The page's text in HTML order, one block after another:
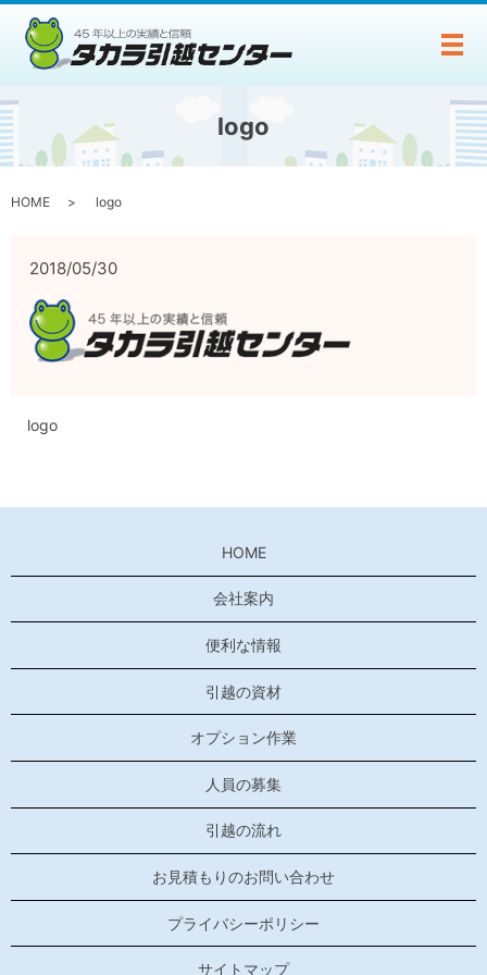
メ
logo
HOME logo
2018/05/30
logo
HOME
会社案内
便利な情報
引越の資材
オプション作業
人員の募集
引越の流れ
お見積もりのお問い合わせ
プライバシーポリシー
サイトマップ